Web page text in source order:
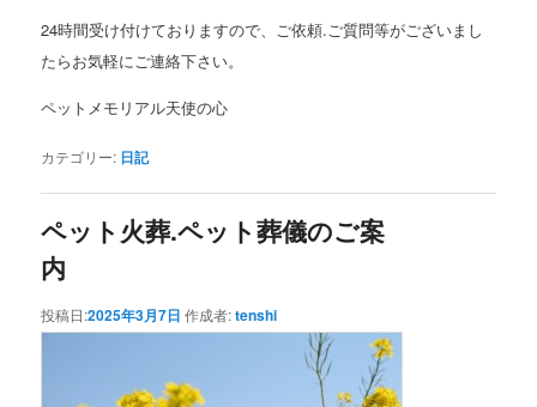
24時間受け付けておりますので、ご依頼.ご質問等がございまし
たらお気軽にご連絡下さい。
ペットメモリアル天使の心
カテゴリー: 日記
ペット火葬.ペット葬儀のご案
内
投稿日:2025年3月7日 作成者:tenshi